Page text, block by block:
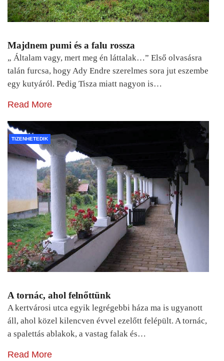
Majdnem pumi és a falu rossza
„ Általam vagy, mert meg én láttalak…” Első olvasásra
talán furcsa, hogy Ady Endre szerelmes sora jut eszembe
egy kutyáról. Pedig Tisza miatt nagyon is…
Read More
TIZENHETEDIK
A tornác, ahol felnőttünk
A kertvárosi utca egyik legrégebbi háza ma is ugyanott
áll, ahol közel kilencven évvel ezelőtt felépült. A tornác,
a spalettás ablakok, a vastag falak és…
Read More